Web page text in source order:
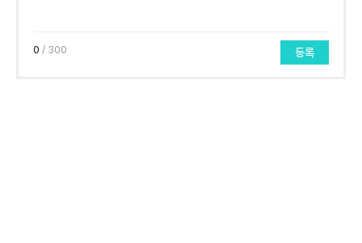
0 / 300 등록